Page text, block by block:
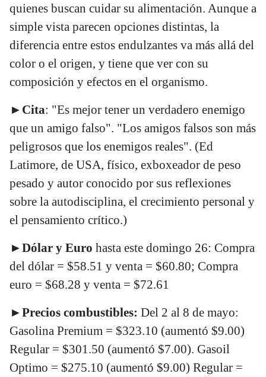
quienes buscan cuidar su alimentación. Aunque a
simple vista parecen opciones distintas, la
diferencia entre estos endulzantes va más allá del
color o el origen, y tiene que ver con su
composición y efectos en el organismo.
► Cita: "Es mejor tener un verdadero enemigo
que un amigo falso". "Los amigos falsos son más
peligrosos que los enemigos reales". (Ed
Latimore, de USA, físico, exboxeador de peso
pesado y autor conocido por sus reflexiones
sobre la autodisciplina, el crecimiento personal y
el pensamiento crítico.)
►Dólar y Euro hasta este domingo 26: Compra
del dólar = $58.51 y venta = $60.80; Compra
euro = $68.28 y venta = $72.61
►Precios combustibles: Del 2 al 8 de mayo:
Gasolina Premium = $323.10 (aumentó $9.00)
Regular = $301.50 (aumentó $7.00). Gasoil
Optimo = $275.10 (aumentó $9.00) Regular =